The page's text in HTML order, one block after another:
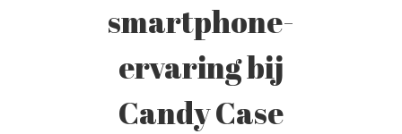
smartphone-
ervaring bij
Candy Case